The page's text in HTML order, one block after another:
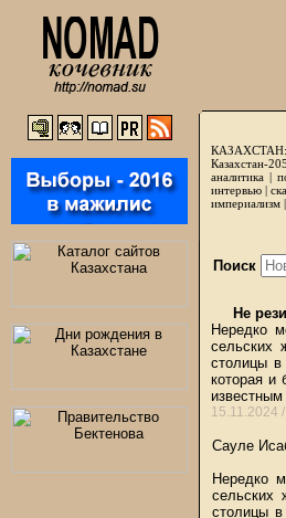
КАЗАХСТАН:
Казахстан-
аналитика |
интервью |
империализм |
Поиск
Не
Нередко
сельских
столицы в
которая и
15.11.2024 /
Сауле
Нередко
сельских
столицы